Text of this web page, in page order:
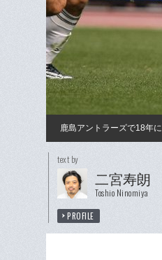
鹿島アントラーズで18年
text by
二宮寿朗
Toshio Ninomiya
PROFILE